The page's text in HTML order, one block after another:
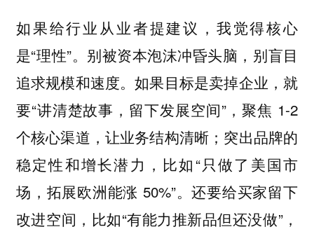
如果给行业从业者提建议，我觉得核心
是“理性”。别被资本泡沫冲昏头脑，别盲目
追求规模和速度。如果目标是卖掉企业，就
要“讲清楚故事，留下发展空间”，聚焦 1-2
个核心渠道，让业务结构清晰；突出品牌的
稳定性和增长潜力，比如“只做了美国市
场，拓展欧洲能涨 50%”。还要给买家留下
改进空间，比如“有能力推新品但还没做”，